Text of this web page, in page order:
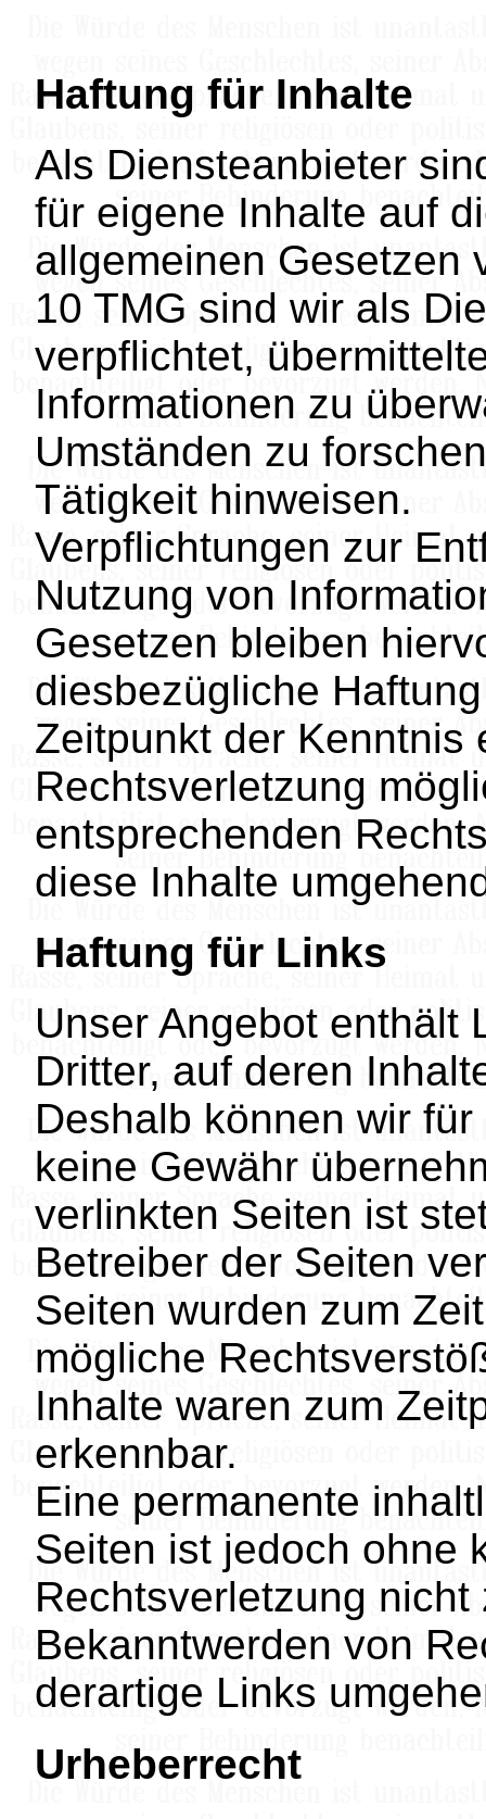
Haftung für Inhalte
Als Diensteanbieter
für eigene Inhalte auf
allgemeinen Gesetzen
10 TMG sind wir als
verpflichtet,
Informationen zu
Umständen zu
Tätigkeit hinweisen.
Verpflichtungen zur
Nutzung von
Gesetzen bleiben
diesbezügliche
Zeitpunkt der Kenntnis
Rechtsverletzung
entsprechenden
diese Inhalte
Haftung für Links
Unser Angebot enthält
Dritter, auf deren
Deshalb können wir
keine Gewähr
verlinkten Seiten ist
Betreiber der Seiten
Seiten wurden zum
mögliche
Inhalte waren zum
erkennbar.
Eine permanente
Seiten ist jedoch ohne
Rechtsverletzung nicht
Bekanntwerden von
derartige Links
Urheberrecht